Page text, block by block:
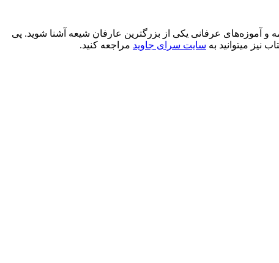
و آموزه‌های عرفانی یکی از بزرگترین عارفان شیعه آشنا شوید. پی
نیز میتوانید به سایت سرای جاوید مراجعه کنید.